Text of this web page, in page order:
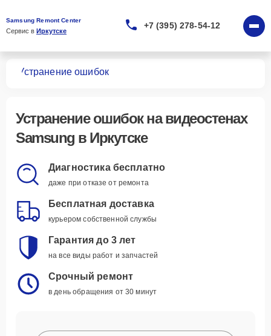
Samsung Remont Center
Сервис в Иркутске
+7 (395) 278-54-12
Устранение ошибок
Устранение ошибокна видеостенах
Samsung в Иркутске
Диагностика бесплатно
даже при отказе от ремонта
Бесплатная доставка
курьером собственной службы
Гарантия до 3 лет
на все виды работ и запчастей
Срочный ремонт
в день обращения от 30 минут